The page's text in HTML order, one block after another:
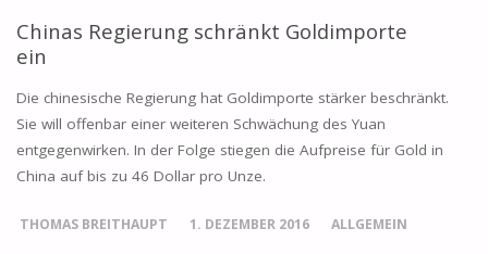
Chinas Regierung schränkt Goldimporte
ein
Die chinesische Regierung hat Goldimporte stärker beschränkt.
Sie will offenbar einer weiteren Schwächung des Yuan
entgegenwirken. In der Folge stiegen die Aufpreise für Gold in
China auf bis zu 46 Dollar pro Unze.
THOMAS BREITHAUPT 1. DEZEMBER 2016 ALLGEMEIN